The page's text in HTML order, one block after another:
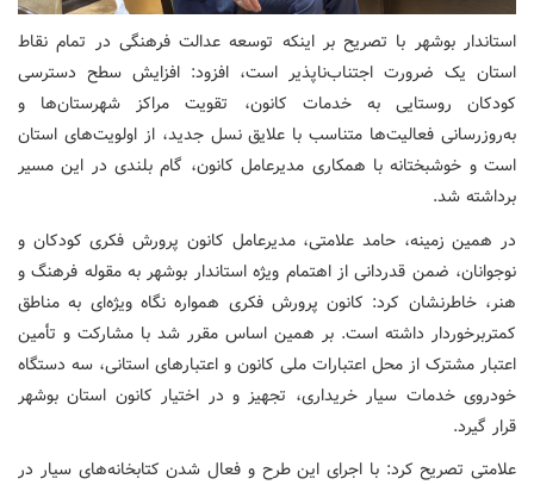
استاندار بوشهر با تصریح بر اینکه توسعه عدالت فرهنگی در تمام نقاط
استان یک ضرورت اجتناب‌ناپذیر است، افزود: افزایش سطح دسترسی
کودکان روستایی به خدمات کانون، تقویت مراکز شهرستان‌ها و
به‌روزرسانی فعالیت‌ها متناسب با علایق نسل جدید، از اولویت‌های استان
است و خوشبختانه با همکاری مدیرعامل کانون، گام بلندی در این مسیر
برداشته شد.
در همین زمینه، حامد علامتی، مدیرعامل کانون پرورش فکری کودکان و
نوجوانان، ضمن قدردانی از اهتمام ویژه استاندار بوشهر به مقوله فرهنگ و
هنر، خاطرنشان کرد: کانون پرورش فکری همواره نگاه ویژه‌ای به مناطق
کمتربرخوردار داشته است. بر همین اساس مقرر شد با مشارکت و تأمین
اعتبار مشترک از محل اعتبارات ملی کانون و اعتبارهای استانی، سه دستگاه
خودروی خدمات سیار خریداری، تجهیز و در اختیار کانون استان بوشهر
قرار گیرد.
علامتی تصریح کرد: با اجرای این طرح و فعال شدن کتابخانه‌های سیار در